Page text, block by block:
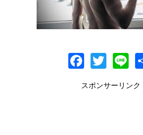
F
e
T
itt
Li
e
スポンサーリンク